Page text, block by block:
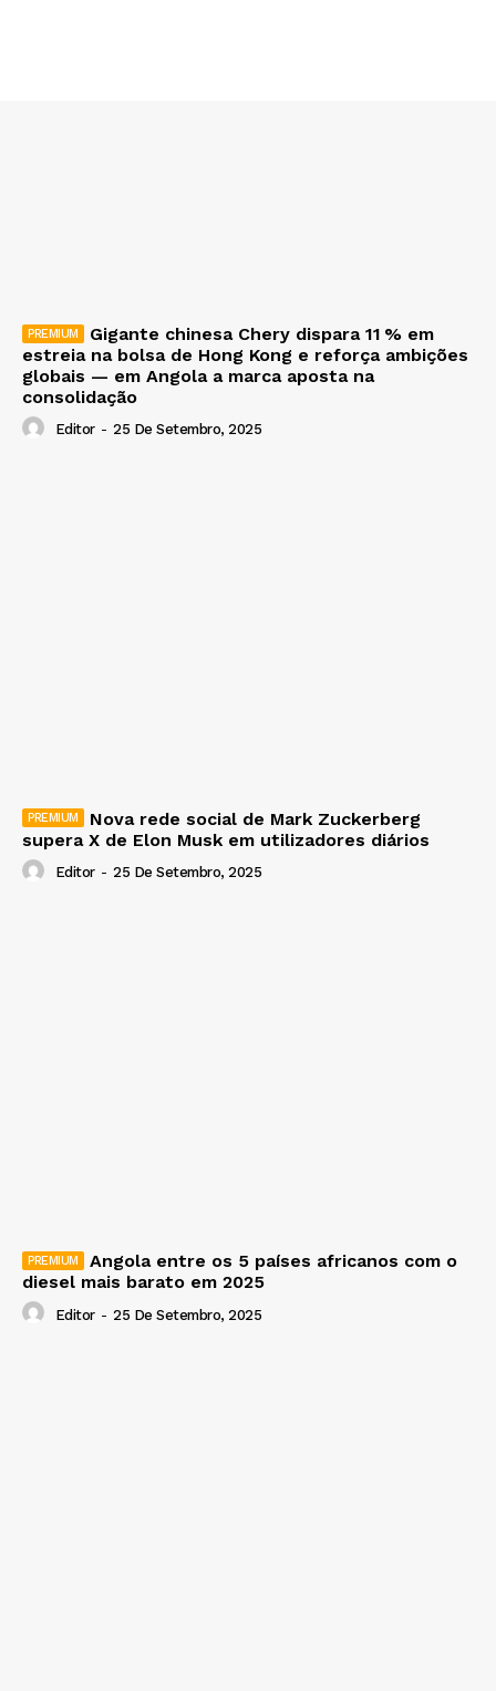
Gigante chinesa Chery dispara 11 % em
estreia na bolsa de Hong Kong e reforça ambições
globais — em Angola a marca aposta na
consolidação
Editor - 25 De Setembro, 2025
Nova rede social de Mark Zuckerberg
supera X de Elon Musk em utilizadores diários
Editor - 25 De Setembro, 2025
Angola entre os 5 países africanos com o
diesel mais barato em 2025
Editor - 25 De Setembro, 2025